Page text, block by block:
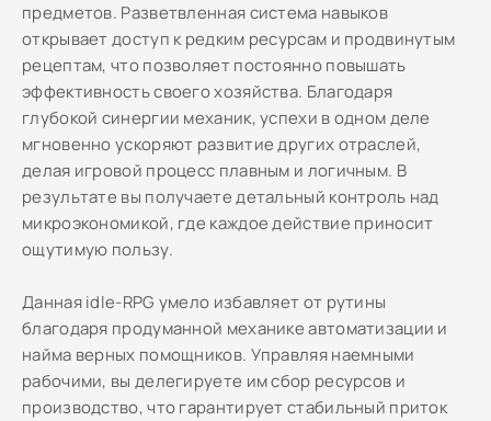
предметов. Разветвленная система навыков
открывает доступ к редким ресурсам и продвинутым
рецептам, что позволяет постоянно повышать
эффективность своего хозяйства. Благодаря
глубокой синергии механик, успехи в одном деле
мгновенно ускоряют развитие других отраслей,
делая игровой процесс плавным и логичным. В
результате вы получаете детальный контроль над
микроэкономикой, где каждое действие приносит
ощутимую пользу.
Данная idle-RPG умело избавляет от рутины
благодаря продуманной механике автоматизации и
найма верных помощников. Управляя наемными
рабочими, вы делегируете им сбор ресурсов и
производство, что гарантирует стабильный приток